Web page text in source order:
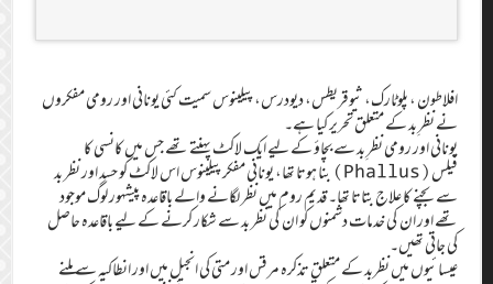
افلاطون، پلوٹارک، ثيوقريطس، دیودرس، پیلینوس سمیت کئی یونانی اور رومی مفکروں
نے نظرِ بد کے متعلق تحریر کیا ہے۔
یونانی اور رومی نظرِ بد سے بچاؤ کے لیے ایک لاکٹ پہنتے تھے جس میں کانسی کا
فیلس(Phallus) بنا ہوتا تھا، یونانی مفکر پیلینوس اس لاکٹ کو حسد اور نظر بد
سے بچنے کا علاج بتاتا تھا۔ قدیم روم میں نظر لگانے والے باقاعدہ پیشہور لوگ موجود
تھے اور ان کی خدمات دشمنوں کو ان کی نظر بد سے شکار کرنے کے لیے باقاعدہ حاصل
کی جاتی تھیں۔
عیسائیوں میں نظربد کے متعلق تذکرہ مرقس اور متی کی انجیل میں اور انطاکیہ سے ملنے